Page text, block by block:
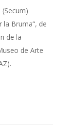
la Bruma”, de
de la
de Arte